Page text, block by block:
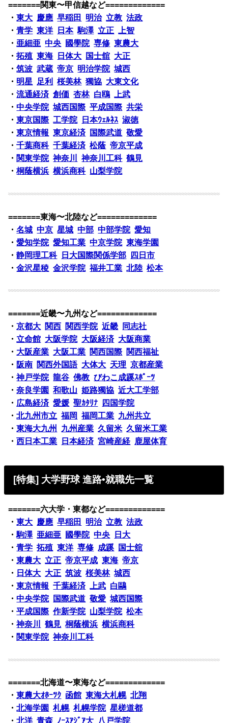
=======関東〜甲信越など=============
・東大 慶應 早稲田 明治 立教 法政
・青学 東洋 日本 駒澤 立正 上智
・亜細亜 中央 國學院 専修 東農大
・拓殖 東海 日体大 国士舘 大正
・筑波 武蔵 帝京 明治学院 城西
・ 明星 足利 桜美林 獨協 大東文化
・流通経済 創価 杏林 白鴎 上武
・中央学院 城西国際 平成国際 共栄
・東京国際 工学院 日本ｳｪﾙﾈｽ 淑徳
・東京情報 東京経済 国際武道 敬愛
・千葉商科 千葉経済 松蔭 帝京平成
・ 関東学院 神奈川 神奈川工科 鶴見
・桐蔭横浜 横浜商科 山梨学院
=======東海〜北陸など=============
・名城 中京 星城 中部 中部学院 愛知
・愛知学院 愛知工業 中京学院 東海学園
・静岡理工科 日大国際関係学部
四日市
・金沢星稜 金沢学院 福井工業 北陸 松本
=======近畿〜九州など=============
・京都大 関西 関西学院 近畿
同志社
・ 立命館 大阪学院 大阪経済 大阪商業
・ 大阪産業 大阪工業 関西国際 関西福祉
・ 阪南 関西外国語 大体大 天理 京都産業
・神戸学院 龍谷 佛教 びわこ成蹊ｽﾎﾟｰﾂ
・奈良学園 和歌山 姫路獨協 近大工学部
・ 広島経済 愛媛 聖ｶﾀﾘﾅ
四国学院
・北九州市立 福岡 福岡工業 九州共立
・東海大九州 九州産業 久留米 久留米工業
・西日本工業 日本経済 宮崎産経 鹿屋体育
[特集] 大学野球 進路•就職先一覧
=======六大学・東都など=============
・東大 慶應 早稲田 明治 立教 法政
・駒澤 亜細亜 國學院 中央
日大
・青学 拓殖 東洋 専修 成蹊
国士舘
・東農大 立正 帝京平成 東海 帝京
・ 日体大 大正 筑波 桜美林 城西
・東京情報 千葉経済 上武 白鷗
・中央学院 国際武道 敬愛 城西国際
・平成国際 作新学院 山梨学院 松本
・神奈川 鶴見 桐蔭横浜 横浜商科
・ 関東学院 神奈川工科
=======北海道〜東海など=============
・東農大ｵﾎｰﾂｸ 函館 東海大札幌 北翔
・北海学園 札幌 札幌学院 星槎道都
・北洋 青森 ﾉｰｽｱｼﾞｱ大 八戸学院